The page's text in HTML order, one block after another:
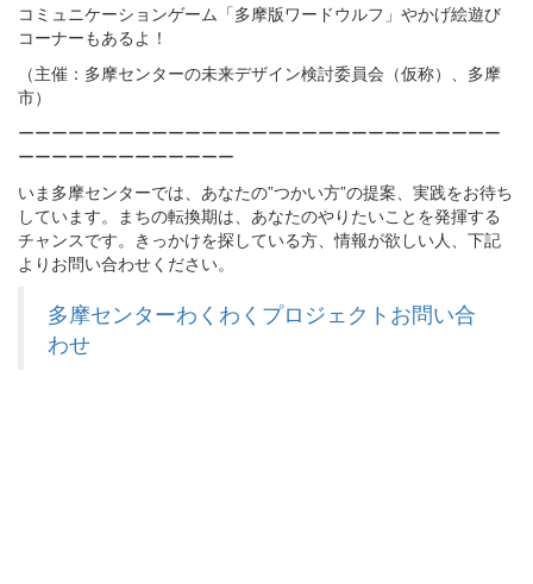
コミュニケーションゲーム「多摩版ワードウルフ」やかげ絵遊び
コーナーもあるよ！
（主催：多摩センターの未来デザイン検討委員会（仮称）、多摩
市）
ーーーーーーーーーーーーーーーーーーーーーーーーーーーーー
ーーーーーーーーーーーーー
いま多摩センターでは、あなたの”つかい方”の提案、実践をお待ち
しています。まちの転換期は、あなたのやりたいことを発揮する
チャンスです。きっかけを探している方、情報が欲しい人、下記
よりお問い合わせください。
多摩センターわくわくプロジェクトお問い合
わせ